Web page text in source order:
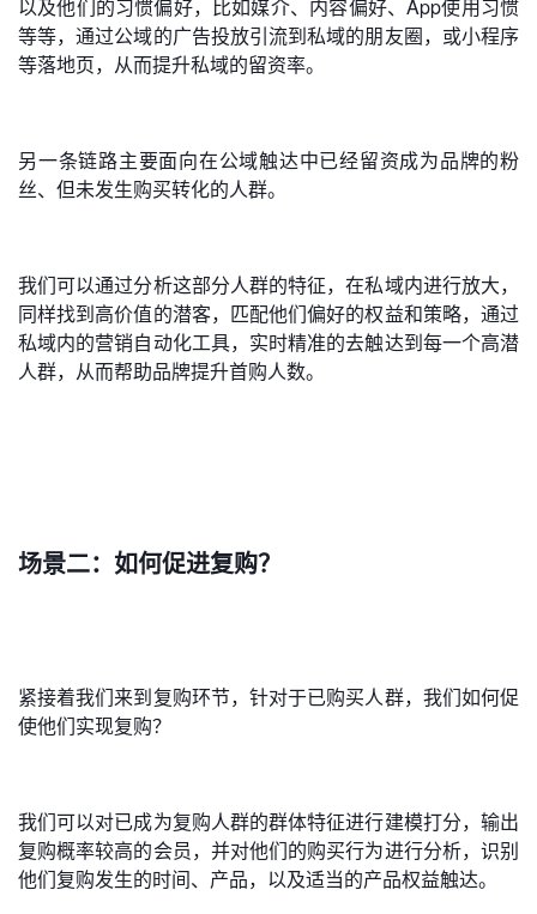
以及他们的习惯偏好，比如媒介、内容偏好、App使用习惯
等等，通过公域的广告投放引流到私域的朋友圈，或小程序
等落地页，从而提升私域的留资率。
另一条链路主要面向在公域触达中已经留资成为品牌的粉
丝、但未发生购买转化的人群。
我们可以通过分析这部分人群的特征，在私域内进行放大，
同样找到高价值的潜客，匹配他们偏好的权益和策略，通过
私域内的营销自动化工具，实时精准的去触达到每一个高潜
人群，从而帮助品牌提升首购人数。
场景二：如何促进复购？
紧接着我们来到复购环节，针对于已购买人群，我们如何促
使他们实现复购？
我们可以对已成为复购人群的群体特征进行建模打分，输出
复购概率较高的会员，并对他们的购买行为进行分析，识别
他们复购发生的时间、产品，以及适当的产品权益触达。